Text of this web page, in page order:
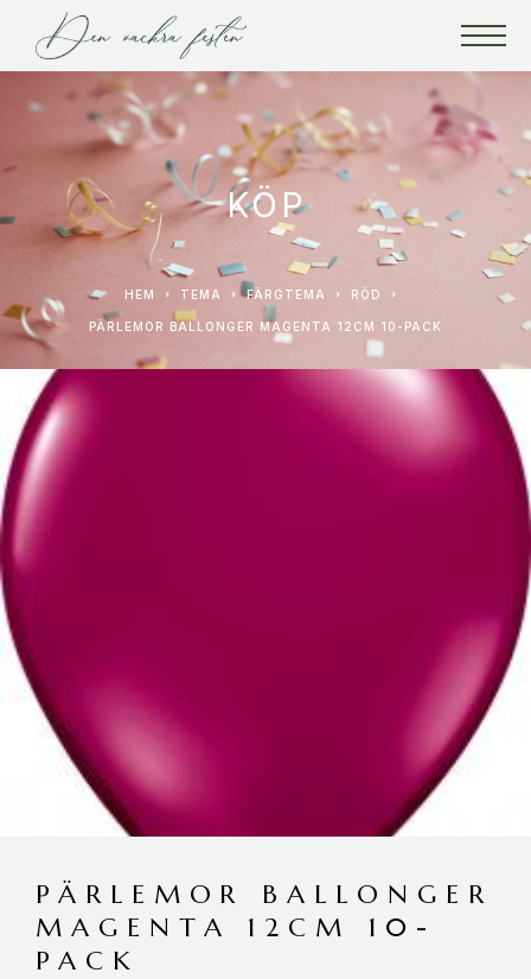
KÖP
HEM TEMA FÄRGTEMA RÖD
PÄRLEMOR BALLONGER MAGENTA 12CM 10-PACK
PÄRLEMOR BALLONGER
MAGENTA 12CM 10-
PACK